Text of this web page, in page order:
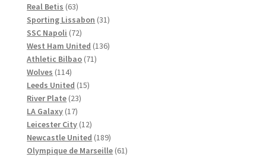
produkter
Real Betis 6363
produkter
Sporting Lissabon 3131
SSC Napoli 7272
produkter
West Ham United 136136
Athletic Bilbao 7171
Wolves 114114
produkter
Leeds United 1515
River Plate 2323
LA Galaxy 1717
produkter
Leicester City 1212
produkter
Newcastle United 189189
produkter
Olympique de Marseille 6161